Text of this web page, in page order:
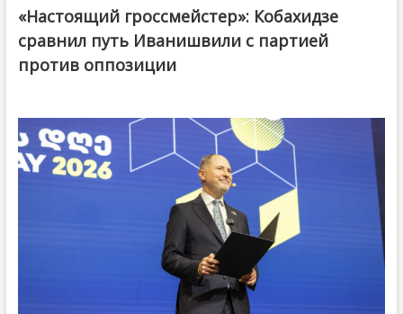
@ქართული ოცნება / Georgian Dream
«Настоящий гроссмейстер»: Кобахидзе
сравнил путь Иванишвили с партией
против оппозиции